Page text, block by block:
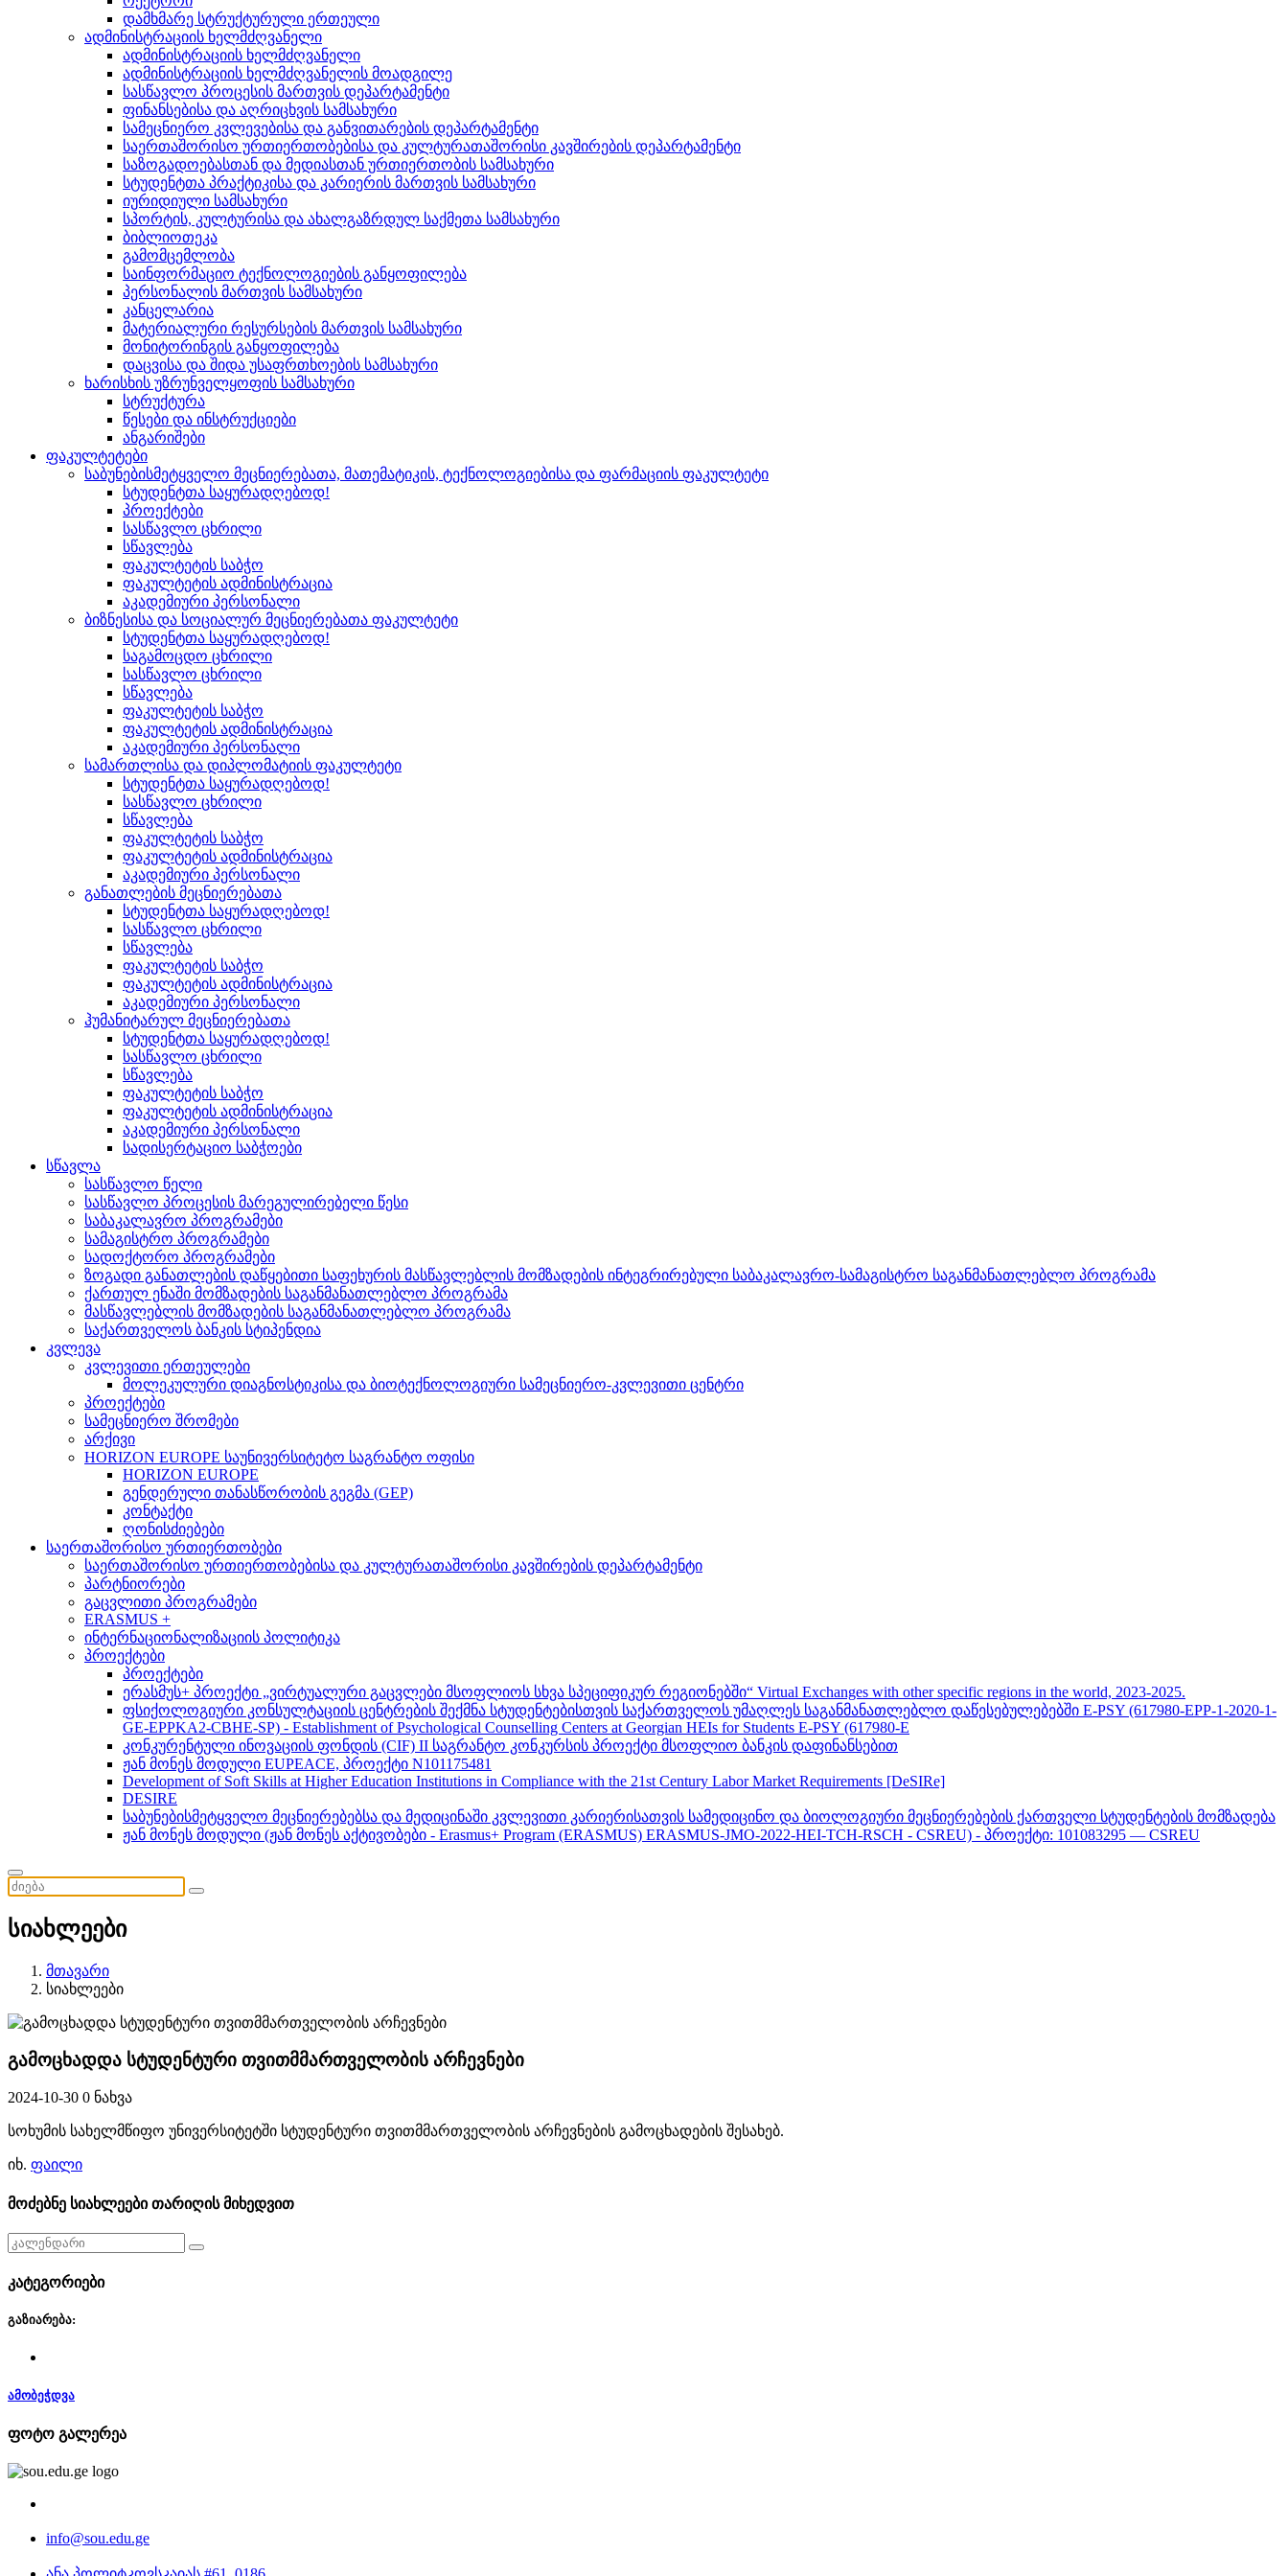
დამხმარე სტრუქტურული ერთეული
ადმინისტრაციის ხელმძღვანელი
ადმინისტრაციის ხელმძღვანელი
ადმინისტრაციის ხელმძღვანელის მოადგილე
სასწავლო პროცესის მართვის დეპარტამენტი
ფინანსებისა და აღრიცხვის სამსახური
სამეცნიერო კვლევებისა და განვითარების დეპარტამენტი
საერთაშორისო ურთიერთობებისა და კულტურათაშორისი კავშირების დეპარტამენტი
საზოგადოებასთან და მედიასთან ურთიერთობის სამსახური
სტუდენტთა პრაქტიკისა და კარიერის მართვის სამსახური
იურიდიული სამსახური
სპორტის, კულტურისა და ახალგაზრდულ საქმეთა სამსახური
ბიბლიოთეკა
გამომცემლობა
საინფორმაციო ტექნოლოგიების განყოფილება
პერსონალის მართვის სამსახური
კანცელარია
მატერიალური რესურსების მართვის სამსახური
მონიტორინგის განყოფილება
დაცვისა და შიდა უსაფრთხოების სამსახური
ხარისხის უზრუნველყოფის სამსახური
სტრუქტურა
წესები და ინსტრუქციები
ანგარიშები
ფაკულტეტები
საბუნებისმეტყველო მეცნიერებათა, მათემატიკის, ტექნოლოგიებისა და ფარმაციის ფაკულტეტი
სტუდენტთა საყურადღებოდ!
პროექტები
სასწავლო ცხრილი
სწავლება
ფაკულტეტის საბჭო
ფაკულტეტის ადმინისტრაცია
აკადემიური პერსონალი
ბიზნესისა და სოციალურ მეცნიერებათა ფაკულტეტი
სტუდენტთა საყურადღებოდ!
საგამოცდო ცხრილი
სასწავლო ცხრილი
სწავლება
ფაკულტეტის საბჭო
ფაკულტეტის ადმინისტრაცია
აკადემიური პერსონალი
სამართლისა და დიპლომატიის ფაკულტეტი
სტუდენტთა საყურადღებოდ!
სასწავლო ცხრილი
სწავლება
ფაკულტეტის საბჭო
ფაკულტეტის ადმინისტრაცია
აკადემიური პერსონალი
განათლების მეცნიერებათა
სტუდენტთა საყურადღებოდ!
სასწავლო ცხრილი
სწავლება
ფაკულტეტის საბჭო
ფაკულტეტის ადმინისტრაცია
აკადემიური პერსონალი
ჰუმანიტარულ მეცნიერებათა
სტუდენტთა საყურადღებოდ!
სასწავლო ცხრილი
სწავლება
ფაკულტეტის საბჭო
ფაკულტეტის ადმინისტრაცია
აკადემიური პერსონალი
სადისერტაციო საბჭოები
სწავლა
სასწავლო წელი
სასწავლო პროცესის მარეგულირებელი წესი
საბაკალავრო პროგრამები
სამაგისტრო პროგრამები
სადოქტორო პროგრამები
ზოგადი განათლების დაწყებითი საფეხურის მასწავლებლის მომზადების ინტეგრირებული საბაკალავრო-სამაგისტრო საგანმანათლებლო პროგრამა
ქართულ ენაში მომზადების საგანმანათლებლო პროგრამა
მასწავლებლის მომზადების საგანმანათლებლო პროგრამა
საქართველოს ბანკის სტიპენდია
კვლევა
კვლევითი ერთეულები
მოლეკულური დიაგნოსტიკისა და ბიოტექნოლოგიური სამეცნიერო-კვლევითი ცენტრი
პროექტები
სამეცნიერო შრომები
არქივი
HORIZON EUROPE საუნივერსიტეტო საგრანტო ოფისი
HORIZON EUROPE
გენდერული თანასწორობის გეგმა (GEP)
კონტაქტი
ღონისძიებები
საერთაშორისო ურთიერთობები
საერთაშორისო ურთიერთობებისა და კულტურათაშორისი კავშირების დეპარტამენტი
პარტნიორები
გაცვლითი პროგრამები
ERASMUS +
ინტერნაციონალიზაციის პოლიტიკა
პროექტები
პროექტები
ერასმუს+ პროექტი „ვირტუალური გაცვლები მსოფლიოს სხვა სპეციფიკურ რეგიონებში“ Virtual Exchanges with other specific regions in the world, 2023-2025.
ფსიქოლოგიური კონსულტაციის ცენტრების შექმნა სტუდენტებისთვის საქართველოს უმაღლეს საგანმანათლებლო დაწესებულებებში E-PSY (617980-EPP-1-2020-1-
GE-EPPKA2-CBHE-SP) - Establishment of Psychological Counselling Centers at Georgian HEIs for Students E-PSY (617980-E
კონკურენტული ინოვაციის ფონდის (CIF) II საგრანტო კონკურსის პროექტი მსოფლიო ბანკის დაფინანსებით
ჟან მონეს მოდული EUPEACE, პროექტი N101175481
Development of Soft Skills at Higher Education Institutions in Compliance with the 21st Century Labor Market Requirements [DeSIRe]
DESIRE
საბუნებისმეტყველო მეცნიერებებსა და მედიცინაში კვლევითი კარიერისათვის სამედიცინო და ბიოლოგიური მეცნიერებების ქართველი სტუდენტების მომზადება
ჟან მონეს მოდული (ჟან მონეს აქტივობები - Erasmus+ Program (ERASMUS) ERASMUS-JMO-2022-HEI-TCH-RSCH - CSREU) - პროექტი: 101083295 — CSREU
სიახლეები
მთავარი
სიახლეები
გამოცხადდა სტუდენტური თვითმმართველობის არჩევნები
2024-10-30 0 ნახვა
სოხუმის სახელმწიფო უნივერსიტეტში სტუდენტური თვითმმართველობის არჩევნების გამოცხადების შესახებ.
იხ. ფაილი
მოძებნე სიახლეები თარიღის მიხედვით
კატეგორიები
გაზიარება:
ამობეჭდვა
ფოტო გალერეა
info@sou.edu.ge